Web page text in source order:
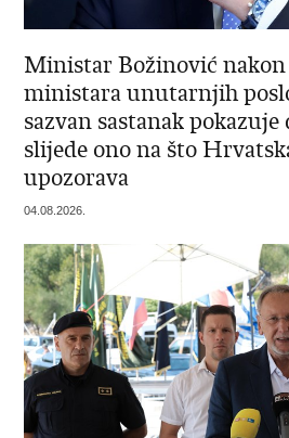
Ministar Božinović nakon
ministara unutarnjih
sazvan sastanak
slijede ono na što
upozorava
04.08.2026.